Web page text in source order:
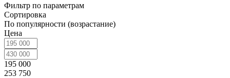
Фильтр по параметрам
Сортировка
По популярности (возрастание)
Цена
195 000
253 750